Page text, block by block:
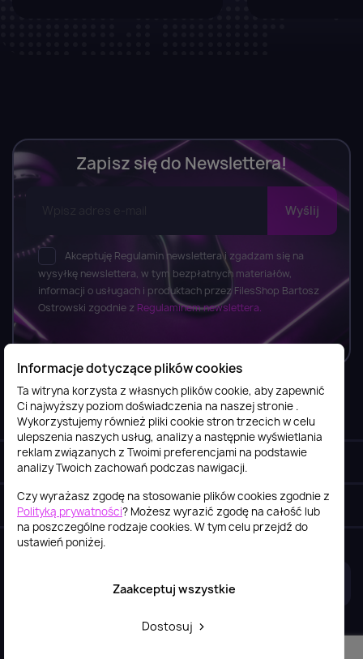
Zapisz się do Newslettera!
Akceptuję Regulamin newslettera i zgadzam się na
wysyłkę newslettera, w tym bezpłatnych materiałów,
informacji o usługach i produktach przez FilesShop Bartosz
Ostrowski zgodnie z Regulaminem newslettera.
Informacje
Obsługa klienta
Szybki kontakt keyboard_arrow_down
Informacje dotyczące plików cookies
Ta witryna korzysta z własnych plików cookie, aby zapewnić
Ci najwyższy poziom doświadczenia na naszej stronie .
Wykorzystujemy również pliki cookie stron trzecich w celu
ulepszenia naszych usług, analizy a następnie wyświetlania
reklam związanych z Twoimi preferencjami na podstawie
analizy Twoich zachowań podczas nawigacji.
Czy wyrażasz zgodę na stosowanie plików cookies zgodnie z
Polityką prywatności? Możesz wyrazić zgodę na całość lub
na poszczególne rodzaje cookies. W tym celu przejdź do
ustawień poniżej.
Dostosuj
Zaakceptuj wszystkie
2026© itstore.com.pl Projekt i realizacja: